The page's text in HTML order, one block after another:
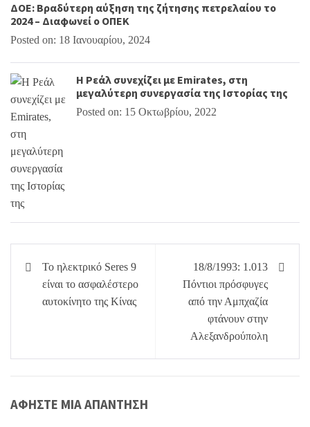
ΔΟΕ: Βραδύτερη αύξηση της ζήτησης πετρελαίου το
2024 – Διαφωνεί ο ΟΠΕΚ
Posted on: 18 Ιανουαρίου, 2024
Η Ρεάλ συνεχίζει με Emirates, στη
μεγαλύτερη συνεργασία της Ιστορίας της
Posted on: 15 Οκτωβρίου, 2022
Πλοήγηση
άρθρων
Το ηλεκτρικό Seres 9
είναι το ασφαλέστερο
αυτοκίνητο της Κίνας
18/8/1993: 1.013
Πόντιοι πρόσφυγες
από την Αμπχαζία
φτάνουν στην
Αλεξανδρούπολη
ΑΦΉΣΤΕ ΜΙΑ ΑΠΆΝΤΗΣΗ